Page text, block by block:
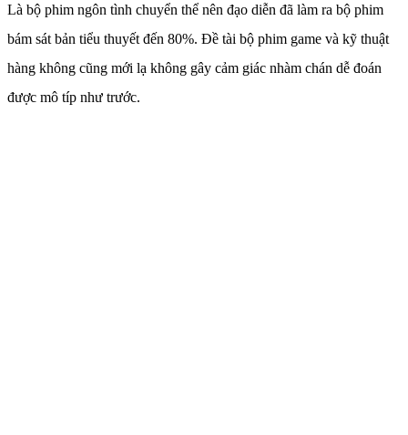
Là bộ phim ngôn tình chuyển thể nên đạo diễn đã làm ra bộ phim
bám sát bản tiểu thuyết đến 80%. Đề tài bộ phim game và kỹ thuật
hàng không cũng mới lạ không gây cảm giác nhàm chán dễ đoán
được mô típ như trước.